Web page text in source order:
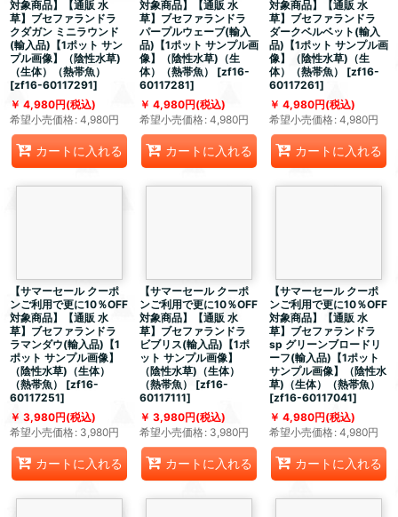
対象商品】【通販 水
草】ブセファランドラ
クダガン ミニラウンド
(輸入品)【1ポット サン
プル画像】（陰性水草)
（生体）（熱帯魚）
[zf16-60117291]
4,980円(税込)
希望小売価格: 4,980円
カートに入れる
対象商品】【通販 水
草】ブセファランドラ
パープルウェーブ(輸入
品)【1ポット サンプル画
像】（陰性水草)（生
体）（熱帯魚）
[zf16-
60117281]
4,980円(税込)
希望小売価格: 4,980円
カートに入れる
対象商品】【通販 水
草】ブセファランドラ
ダークベルベット(輸入
品)【1ポット サンプル画
像】（陰性水草)（生
体）（熱帯魚）
[zf16-
60117261]
4,980円(税込)
希望小売価格: 4,980円
カートに入れる
【サマーセール クーポ
ンご利用で更に10％OFF
対象商品】【通販 水
草】ブセファランドラ
ラマンダウ(輸入品)【1
ポット サンプル画像】
（陰性水草)（生体）
（熱帯魚）
[zf16-
60117251]
3,980円(税込)
希望小売価格: 3,980円
カートに入れる
【サマーセール クーポ
ンご利用で更に10％OFF
対象商品】【通販 水
草】ブセファランドラ
ビブリス(輸入品)【1ポ
ット サンプル画像】
（陰性水草)（生体）
（熱帯魚）
[zf16-
60117111]
3,980円(税込)
希望小売価格: 3,980円
カートに入れる
【サマーセール クーポ
ンご利用で更に10％OFF
対象商品】【通販 水
草】ブセファランドラ
sp グリーンブロードリ
ーフ(輸入品)【1ポット
サンプル画像】（陰性水
草)（生体）（熱帯魚）
[zf16-60117041]
4,980円(税込)
希望小売価格: 4,980円
カートに入れる